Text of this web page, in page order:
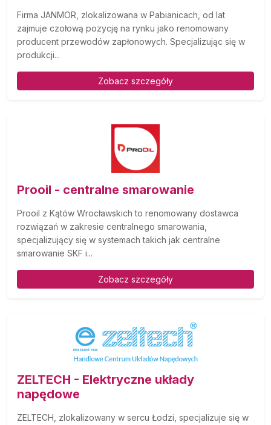
Firma JANMOR, zlokalizowana w Pabianicach, od lat
zajmuje czołową pozycję na rynku jako renomowany
producent przewodów zapłonowych. Specjalizując się w
produkcji...
Zobacz szczegóły
Prooil - centralne smarowanie
Prooil z Kątów Wrocławskich to renomowany dostawca
rozwiązań w zakresie centralnego smarowania,
specjalizujący się w systemach takich jak centralne
smarowanie SKF i...
Zobacz szczegóły
ZELTECH - Elektryczne układy
napędowe
ZELTECH, zlokalizowany w sercu Łodzi, specjalizuje się w